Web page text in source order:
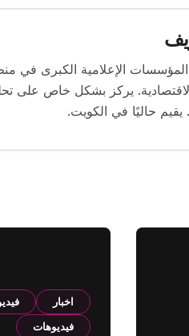
عمل في العديد من المؤسسات الإعلامية الكبرى
يركز بشكل خاص على
يقيم حاليًا في الكويت.
اخبار
فيديوهات